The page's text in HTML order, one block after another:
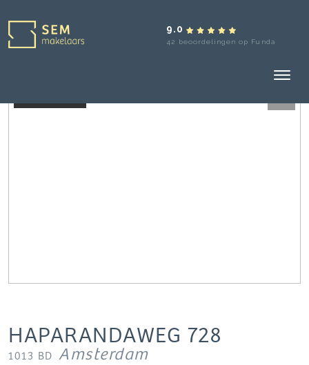
9.0
42 beoordelingen op Funda
HAPARANDAWEG 728
1013 BD Amsterdam